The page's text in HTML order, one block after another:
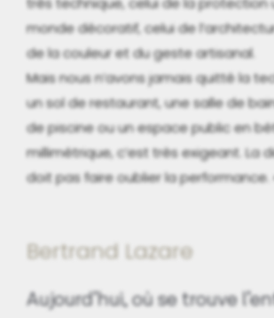
monde décoratif, celui de
de la couleur et du geste artisanal.
Mais nous n’avons jamais quitté la
un sol de restaurant, une salle de
de piscine ou un espace public en
millimétrique, c’est très exigeant. La
doit pas faire oublier la performance.
Bertrand Lazare
Aujourd’hui, où se trouve